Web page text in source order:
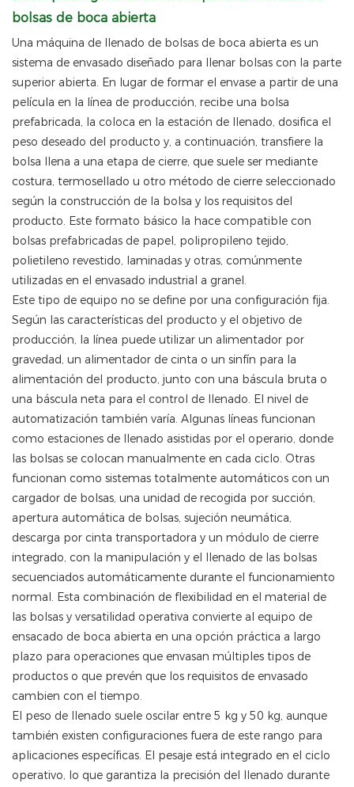
bolsas de boca abierta
Una máquina de llenado de bolsas de boca abierta es un
sistema de envasado diseñado para llenar bolsas con la parte
superior abierta. En lugar de formar el envase a partir de una
película en la línea de producción, recibe una bolsa
prefabricada, la coloca en la estación de llenado, dosifica el
peso deseado del producto y, a continuación, transfiere la
bolsa llena a una etapa de cierre, que suele ser mediante
costura, termosellado u otro método de cierre seleccionado
según la construcción de la bolsa y los requisitos del
producto. Este formato básico la hace compatible con
bolsas prefabricadas de papel, polipropileno tejido,
polietileno revestido, laminadas y otras, comúnmente
utilizadas en el envasado industrial a granel.
Este tipo de equipo no se define por una configuración fija.
Según las características del producto y el objetivo de
producción, la línea puede utilizar un alimentador por
gravedad, un alimentador de cinta o un sinfín para la
alimentación del producto, junto con una báscula bruta o
una báscula neta para el control de llenado. El nivel de
automatización también varía. Algunas líneas funcionan
como estaciones de llenado asistidas por el operario, donde
las bolsas se colocan manualmente en cada ciclo. Otras
funcionan como sistemas totalmente automáticos con un
cargador de bolsas, una unidad de recogida por succión,
apertura automática de bolsas, sujeción neumática,
descarga por cinta transportadora y un módulo de cierre
integrado, con la manipulación y el llenado de las bolsas
secuenciados automáticamente durante el funcionamiento
normal. Esta combinación de flexibilidad en el material de
las bolsas y versatilidad operativa convierte al equipo de
ensacado de boca abierta en una opción práctica a largo
plazo para operaciones que envasan múltiples tipos de
productos o que prevén que los requisitos de envasado
cambien con el tiempo.
El peso de llenado suele oscilar entre 5 kg y 50 kg, aunque
también existen configuraciones fuera de este rango para
aplicaciones específicas. El pesaje está integrado en el ciclo
operativo, lo que garantiza la precisión del llenado durante